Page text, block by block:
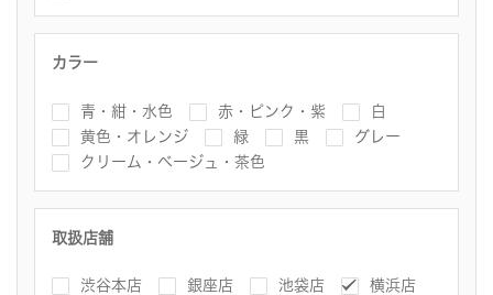
カラー
青・紺・水色 赤・ピンク・紫
白
黄色・オレンジ
緑 黒
グレー
クリーム・ベージュ・茶色
取扱店舗
渋谷本店 銀座店 池袋店 横浜店